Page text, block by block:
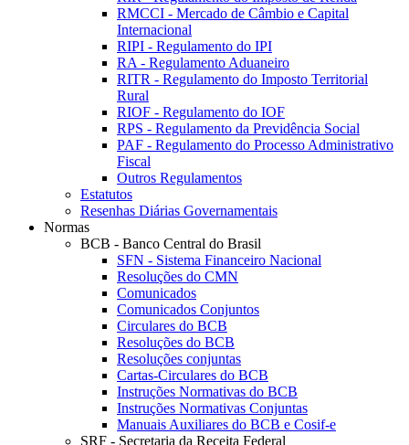
RMCCI - Mercado de Câmbio e Capital
Internacional
RIPI - Regulamento do IPI
RA - Regulamento Aduaneiro
RITR - Regulamento do Imposto Territorial
Rural
RIOF - Regulamento do IOF
RPS - Regulamento da Previdência Social
PAF - Regulamento do Processo Administrativo
Fiscal
Outros Regulamentos
Estatutos
Resenhas Diárias Governamentais
Normas
BCB - Banco Central do Brasil
SFN - Sistema Financeiro Nacional
Resoluções do CMN
Comunicados
Comunicados Conjuntos
Circulares do BCB
Resoluções do BCB
Resoluções conjuntas
Cartas-Circulares do BCB
Instruções Normativas do BCB
Instruções Normativas Conjuntas
Manuais Auxiliares do BCB e Cosif-e
SRF - Secretaria da Receita Federal